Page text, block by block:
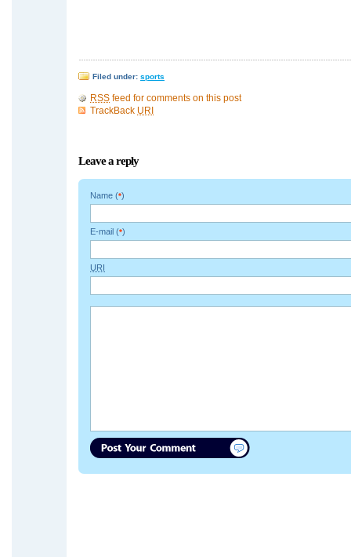
Filed under: sports
RSS feed for comments on this post
TrackBack URI
Leave a reply
Name (*)
E-mail (*)
URI